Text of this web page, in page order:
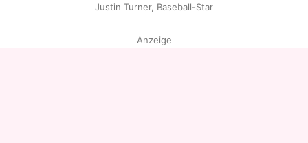
Justin Turner, Baseball-Star
Anzeige